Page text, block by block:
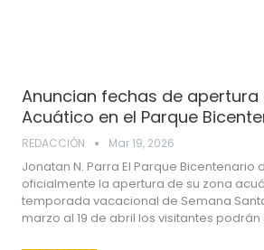
Anuncian fechas de apertura
Acuático en el Parque
REDACCIÓN Mar 19, 2026
Jonatan N. Parra El Parque
oficialmente la apertura de su zona
temporada vacacional de Semana
marzo al 19 de abril los visitantes